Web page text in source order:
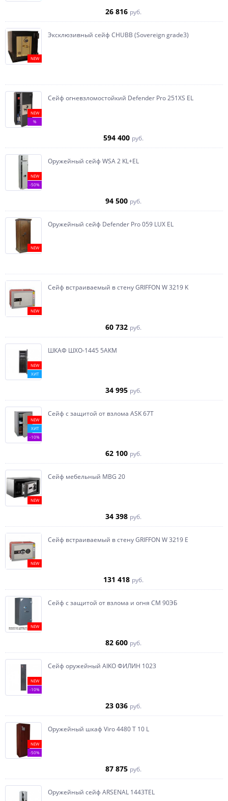
26 816 руб.
NEW
Эксклюзивный сейф CHUBB (Sovereign grade3)
NEW
%
Сейф огневзломостойкий Defender Pro 251XS EL
594 400 руб.
NEW
-50%
Оружейный сейф WSA 2 KL+EL
94 500 руб.
NEW
Оружейный сейф Defender Pro 059 LUX EL
NEW
Сейф встраиваемый в стену GRIFFON W 3219 K
60 732 руб.
NEW
ХИТ
ШКАФ ШХО-1445 5АКМ
34 995 руб.
NEW
ХИТ
-10%
Сейф с защитой от взлома ASK 67T
62 100 руб.
NEW
Сейф мебельный MBG 20
34 398 руб.
NEW
Сейф встраиваемый в стену GRIFFON W 3219 E
131 418 руб.
NEW
Сейф с защитой от взлома и огня СМ 90ЭБ
82 600 руб.
NEW
-10%
Сейф оружейный AIKO ФИЛИН 1023
23 036 руб.
NEW
-50%
Оружейный шкаф Viro 4480 T 10 L
87 875 руб.
Оружейный сейф ARSENAL 1443ТEL